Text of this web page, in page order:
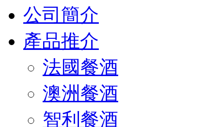
公司簡介
產品推介
法國餐酒
澳洲餐酒
智利餐酒